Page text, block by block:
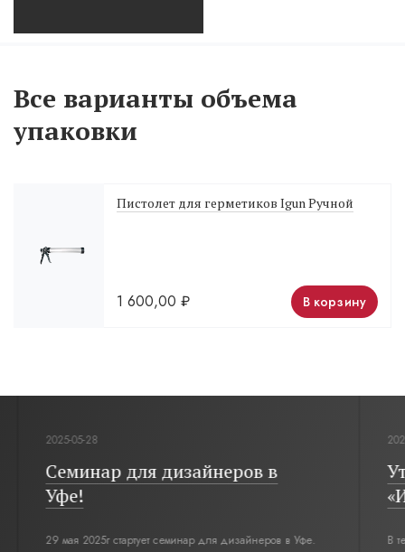
Все варианты объема
упаковки
Пистолет для герметиков Igun Ручной
1 600,00 ₽ В корзину
2025-05-28
Семинар для дизайнеров в
Уфе!
29 мая 2025г стартует семинар для дизайнеров в Уфе.
2024-05-
В